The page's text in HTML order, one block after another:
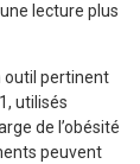
lecture plus
outil pertinent
utilisés
de l’obésité
peuvent